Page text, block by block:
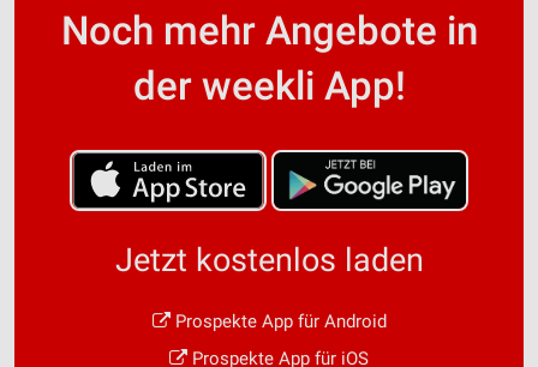
Noch mehr Angebote in
der weekli App!
Jetzt kostenlos laden
Prospekte App für Android
Prospekte App für iOS